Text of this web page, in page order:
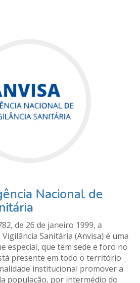
Nacional de
de 26 de janeiro 1999, a
Sanitária (Anvisa) é uma
especial, que tem sede e foro no
presente em todo o território
institucional promover a
população, por intermédio do